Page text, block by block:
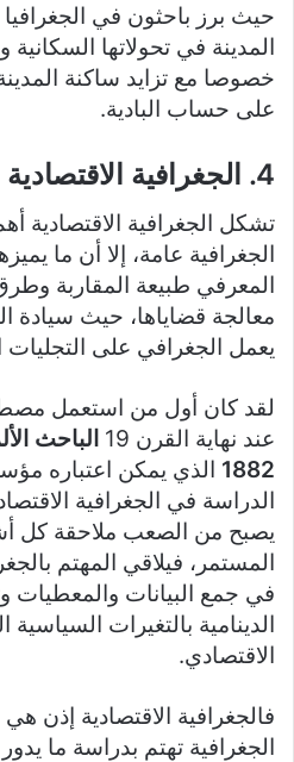
حيث برز باحثون في
المدينة في تحولاتها السكانية
خصوصا مع تزايد ساكنة
على حساب البادية.
4. الجغرافية الاقتصادية
تشكل الجغرافية الاقتصادية
الجغرافية عامة، إلا أن ما
المعرفي طبيعة المقاربة
معالجة قضاياها، حيث سيادة
يعمل الجغرافي على التجليات
لقد كان أول من استعمل
عند نهاية القرن 19
1882 الذي يمكن اعتباره
الدراسة في الجغرافية
يصبح من الصعب ملاحقة كل
المستمر، فيلاقي المهتم
في جمع البيانات والمعطيات
الدينامية بالتغيرات السياسية
الاقتصادي.
فالجغرافية الاقتصادية إذن
الجغرافية تهتم بدراسة ما